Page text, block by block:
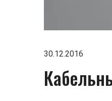
30.12.2016